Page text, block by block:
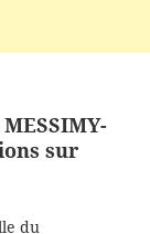
sur
du